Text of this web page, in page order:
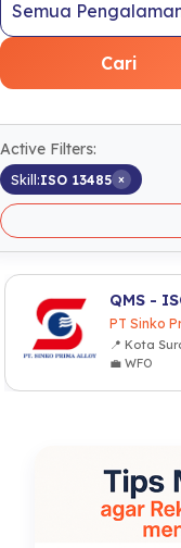
Cari
Active Filters:
Skill:ISO 13485 ×
QMS -
PT Sinko
📍 Kota
💼 WFO